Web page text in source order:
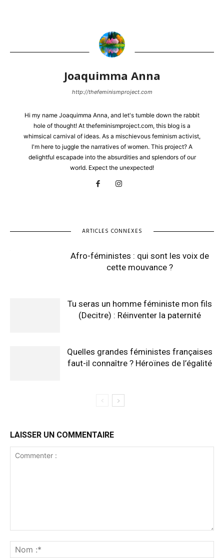
Joaquimma Anna
http://thefeminismproject.com
Hi my name Joaquimma Anna, and let's tumble down the rabbit
hole of thought! At thefeminismproject.com, this blog is a
whimsical carnival of ideas. As a mischievous feminism activist,
I'm here to juggle the narratives of women. This project? A
delightful escapade into the absurdities and splendors of our
world. Expect the unexpected!
ARTICLES CONNEXES
Afro-féministes : qui sont les voix de
cette mouvance ?
Tu seras un homme féministe mon fils
(Decitre) : Réinventer la paternité
Quelles grandes féministes françaises
faut-il connaître ? Héroïnes de l’égalité
LAISSER UN COMMENTAIRE